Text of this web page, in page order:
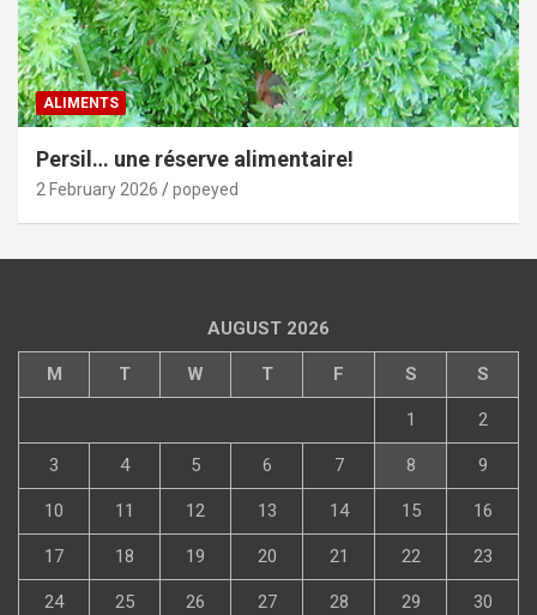
ALIMENTS
Persil… une réserve alimentaire!
2 February 2026 popeyed
AUGUST 2026
M T W T F S S
1 2
3 4 5 6 7 8 9
10 11 12 13 14 15 16
17 18 19 20 21 22 23
24 25 26 27 28 29 30